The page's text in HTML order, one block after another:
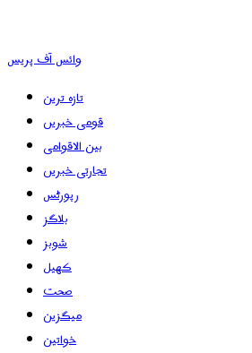
وائس آف پریس
تازہ ترین
قومی خبریں
بین الاقوامی
تجارتی خبریں
رپورٹس
بلاگز
شوبز
کھیل
صحت
میگزین
خواتین